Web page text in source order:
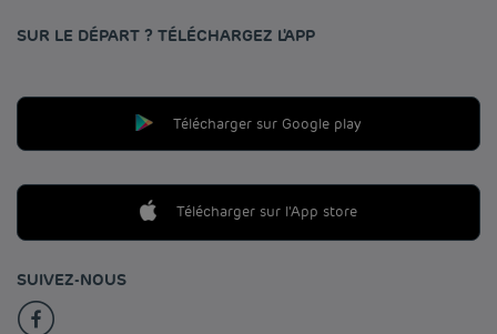
SUR LE DÉPART ? TÉLÉCHARGEZ L'APP
Télécharger sur Google play
Télécharger sur l'App store
SUIVEZ-NOUS